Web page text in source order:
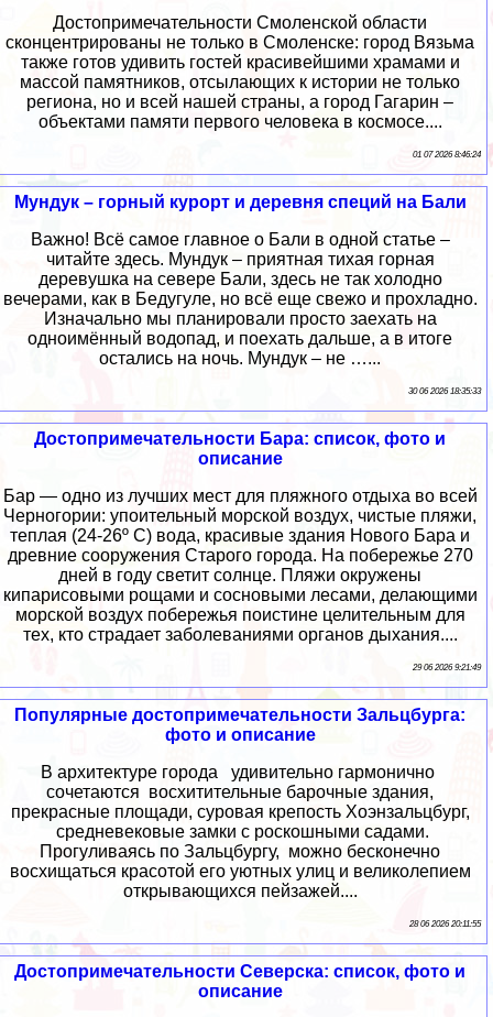
Достопримечательности Смоленской области
сконцентрированы не только в Смоленске: город Вязьма
также готов удивить гостей красивейшими храмами и
массой памятников, отсылающих к истории не только
региона, но и всей нашей страны, а город Гагарин –
объектами памяти первого человека в космосе....
01 07 2026 8:46:24
Мундук – горный курорт и деревня специй на Бали
Важно! Всё самое главное о Бали в одной статье –
читайте здесь. Мундук – приятная тихая горная
деревушка на севере Бали, здесь не так холодно
вечерами, как в Бедугуле, но всё еще свежо и прохладно.
Изначально мы планировали просто заехать на
одноимённый водопад, и поехать дальше, а в итоге
остались на ночь. Мундук – не …...
30 06 2026 18:35:33
Достопримечательности Бара: список, фото и
описание
Бар — одно из лучших мест для пляжного отдыха во всей
Черногории: упоительный морской воздух, чистые пляжи,
теплая (24-26º С) вода, красивые здания Нового Бара и
древние сооружения Старого города. На побережье 270
дней в году светит солнце. Пляжи окружены
кипарисовыми рощами и сосновыми лесами, делающими
морской воздух побережья поистине целительным для
тех, кто страдает заболеваниями органов дыхания....
29 06 2026 9:21:49
Популярные достопримечательности Зальцбурга:
фото и описание
В архитектуре города удивительно гармонично
сочетаются восхитительные барочные здания,
прекрасные площади, суровая крепость Хоэнзальцбург,
средневековые замки с роскошными садами.
Прогуливаясь по Зальцбургу, можно бесконечно
восхищаться красотой его уютных улиц и великолепием
открывающихся пейзажей....
28 06 2026 20:11:55
Достопримечательности Северска: список, фото и
описание